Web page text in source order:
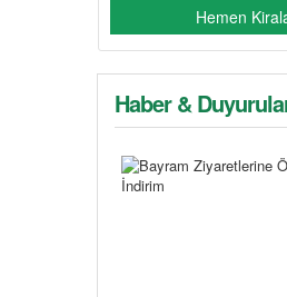
Hemen
Haber &